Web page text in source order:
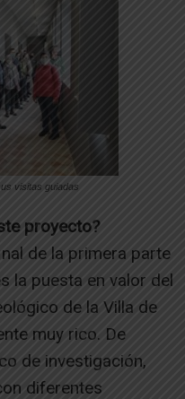
visitas guiadas
proyecto?
de la primera parte
la puesta en valor del
de la Villa de
muy rico. De
de investigación,
diferentes